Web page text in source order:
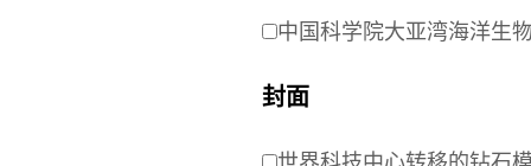
中国科学院大亚湾海洋生
封面